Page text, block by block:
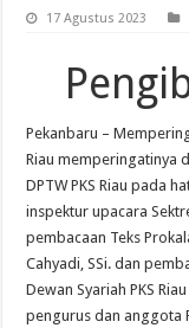
17 Agustus 2023
Pekanbaru –
Riau memperingatinya
DPTW PKS Riau pada
inspektur upacara
pembacaan Teks
Cahyadi, SSi. dan
Dewan Syariah PKS
pengurus dan anggota